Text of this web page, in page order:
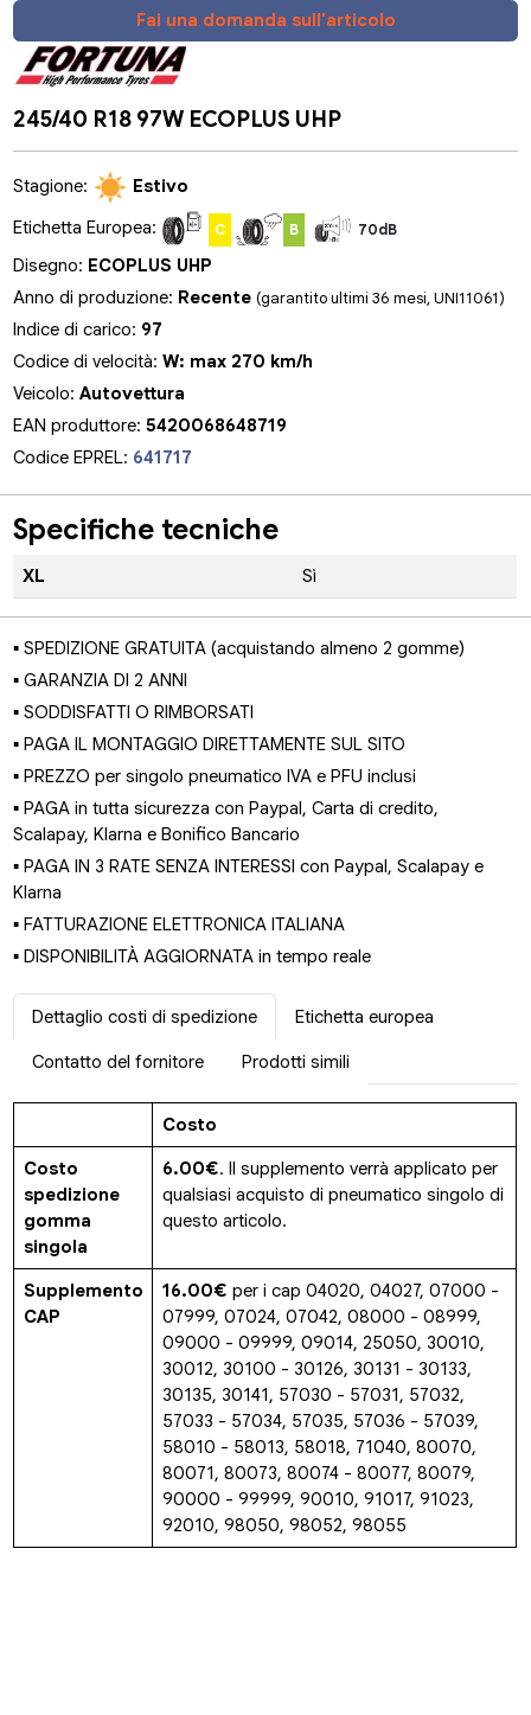
Fai una domanda sull'articolo
245/40 R18 97W ECOPLUS UHP
Stagione:
Estivo
Etichetta Europea:
C B 70dB
Disegno: ECOPLUS UHP
Anno di produzione: Recente(garantito ultimi 36 mesi, UNI11061)
Indice di carico: 97
Codice di velocità:W: max 270 km/h
Veicolo:Autovettura
EAN produttore:5420068648719
Codice EPREL: 641717
Specifiche tecniche
XL Sì
▪ SPEDIZIONE GRATUITA (acquistando almeno 2 gomme)
▪ GARANZIA DI 2 ANNI
▪ SODDISFATTI O RIMBORSATI
▪ PAGA IL MONTAGGIO DIRETTAMENTE SUL SITO
▪ PREZZO per singolo pneumatico IVA e PFU inclusi
▪ PAGA in tutta sicurezza con Paypal, Carta di credito,
Scalapay, Klarna e Bonifico Bancario
▪ PAGA IN 3 RATE SENZA INTERESSI con Paypal, Scalapay e
Klarna
▪ FATTURAZIONE ELETTRONICA ITALIANA
▪ DISPONIBILITÀ AGGIORNATA in tempo reale
Dettaglio costi di spedizione Etichetta europea
Contatto del fornitore Prodotti simili
Costo
Costo
spedizione
gomma
singola
6.00€. Il supplemento verrà applicato per
qualsiasi acquisto di pneumatico singolo di
questo articolo.
Supplemento
CAP
16.00€ per i cap 04020, 04027, 07000 -
07999, 07024, 07042, 08000 - 08999,
09000 - 09999, 09014, 25050, 30010,
30012, 30100 - 30126, 30131 - 30133,
30135, 30141, 57030 - 57031, 57032,
57033 - 57034, 57035, 57036 - 57039,
58010 - 58013, 58018, 71040, 80070,
80071, 80073, 80074 - 80077, 80079,
90000 - 99999, 90010, 91017, 91023,
92010, 98050, 98052, 98055